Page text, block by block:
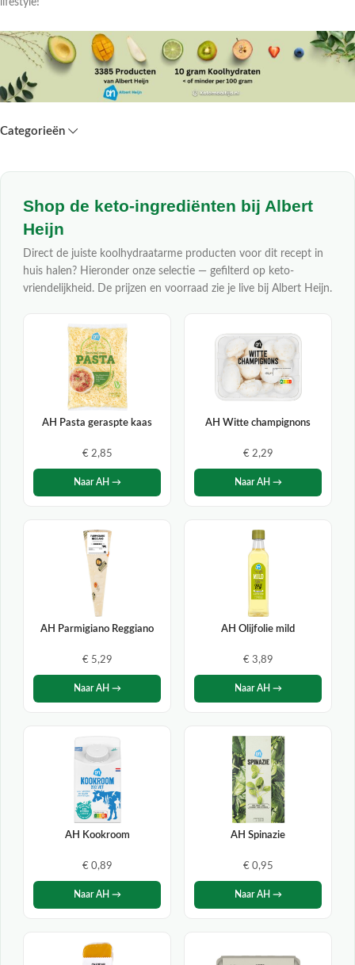
lifestyle!
Categorieën
Shop de keto-ingrediënten bij Albert
Heijn
Direct de juiste koolhydraatarme producten voor dit recept in
huis halen? Hieronder onze selectie — gefilterd op keto-
vriendelijkheid. De prijzen en voorraad zie je live bij Albert Heijn.
AH Pasta geraspte kaas
€ 2,85
Naar AH →
AH Witte champignons
€ 2,29
Naar AH →
AH Parmigiano Reggiano
€ 5,29
Naar AH →
AH Olijfolie mild
€ 3,89
Naar AH →
AH Kookroom
€ 0,89
Naar AH →
AH Spinazie
€ 0,95
Naar AH →